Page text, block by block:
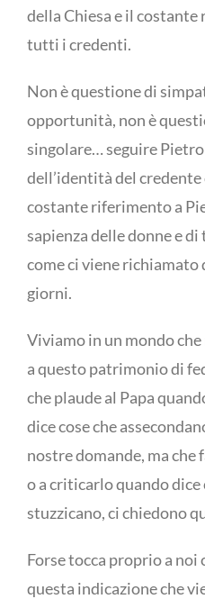
della Chiesa e il
tutti i credenti.
Non è questione di
opportunità, non è
singolare… seguire Pietro
dell’identità del
costante riferimento a
sapienza delle donne e
come ci viene
giorni.
Viviamo in un mondo
a questo patrimonio di
che plaude al Papa
dice cose che
nostre domande, ma che
o a criticarlo quando dice
stuzzicano, ci chiedono
Forse tocca proprio a noi
questa indicazione che